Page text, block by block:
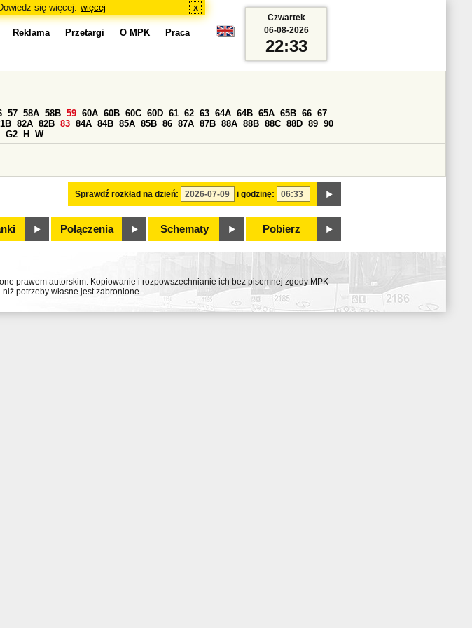
się więcej. więcej x
Reklama Przetargi O MPK Praca
Sprawdź rozkład na dzień: i godzinę:
57 58A 58B 59 60A 60B 60C 60D 61 62 63 64A 64B 65A 65B 66 67
82A 82B 83 84A 84B 85A 85B 86 87A 87B 88A 88B 88C 88D 89 90
G2 H W
Połączenia Schematy Pobierz
Czwartek
06-08-2026
22:33
prawem autorskim. Kopiowanie i rozpowszechnianie ich bez pisemnej zgody MPK-
potrzeby własne jest zabronione.